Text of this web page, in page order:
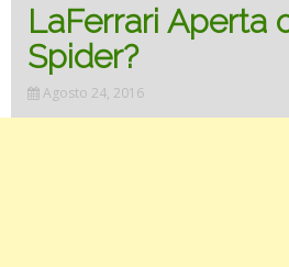
LaFerrari Aperta
Spider?
Agosto 24, 2016